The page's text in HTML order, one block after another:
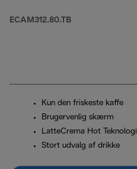
ECAM312.80.TB
Kun den friskeste kaffe
Brugervenlig skærm
LatteCrema Hot Teknologi
Stort udvalg af drikke